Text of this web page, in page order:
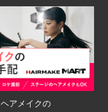
ヘアメイクの